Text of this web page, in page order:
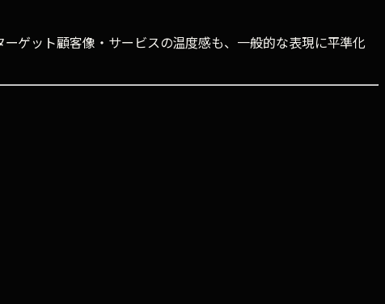
ゲット顧客像・サービスの温度感も、一般的な表現に平準化